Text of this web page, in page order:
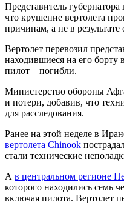
Представитель
что крушение вертолета
причинам, а не в результате
Вертолет перевозил
находившиеся на его борту
пилот – погибли.
Министерство обороны
и потери, добавив, что
для расследования.
Ранее на этой неделе в
вертолета Chinook
стали технические
А в центральном регионе
которого находились семь
включая пилота. Вертолет